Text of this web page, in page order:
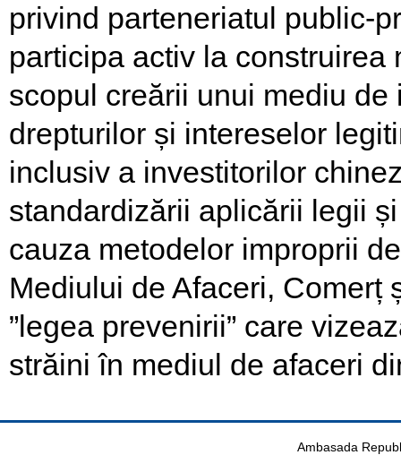
privind parteneriatul public-
participa activ la
scopul creării unui mediu
drepturilor și intereselor
inclusiv a investitorilor
standardizării aplicării legii
cauza metodelor improprii
Mediului de Afaceri, Comerț
”legea prevenirii” care
străini în mediul de afaceri
Ambasada